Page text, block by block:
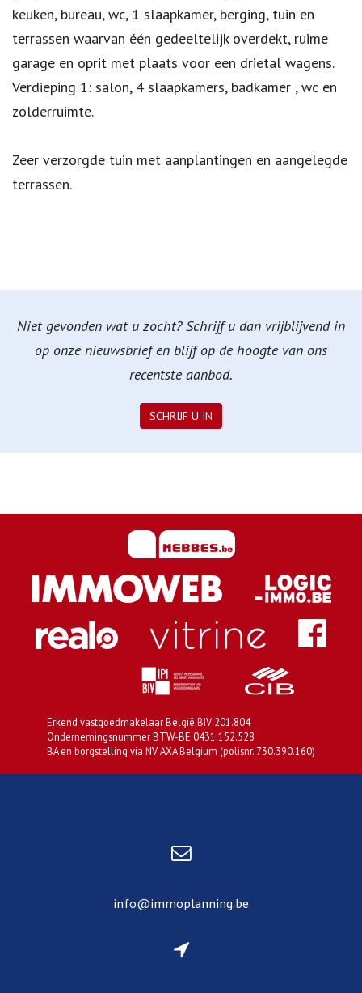
keuken, bureau, wc, 1 slaapkamer, berging, tuin en
terrassen waarvan één gedeeltelijk overdekt, ruime
garage en oprit met plaats voor een drietal wagens.
Verdieping 1: salon, 4 slaapkamers, badkamer , wc en
zolderruimte.
Zeer verzorgde tuin met aanplantingen en aangelegde
terrassen.
Niet gevonden wat u zocht? Schrijf u dan vrijblijvend in
op onze nieuwsbrief en blijf op de hoogte van ons
recentste aanbod.
SCHRIJF U IN
Erkend vastgoedmakelaar België BIV 201.804
Ondernemingsnummer BTW-BE 0431.152.528
BA en borgstelling via NV AXA Belgium (polisnr. 730.390.160)
info@immoplanning.be